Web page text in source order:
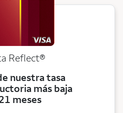
Reflect®
nuestra tasa
más baja
meses